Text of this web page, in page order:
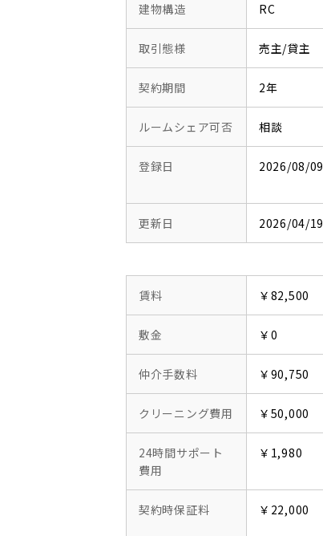
建物構造 RC
取引態様 売主/貸主
契約期間 2年
ルームシェア可否 相談
登録日 2026/08/09
更新日 2026/04/19
賃料 ￥82,500
敷金 ￥0
仲介手数料 ￥90,750
クリーニング費用 ￥50,000
24時間サポート
費用
￥1,980
契約時保証料 ￥22,000